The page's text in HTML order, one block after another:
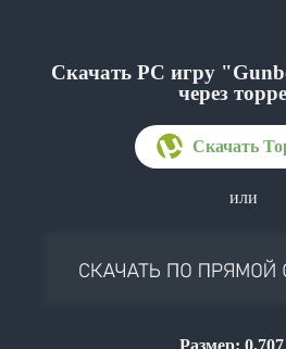
Скачать PC игру
через
или
Размер: